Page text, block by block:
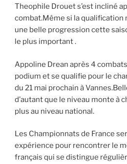
Theophile Drouet s’est incliné
combat.Même si la qualification
une belle progression cette
le plus important .
Appoline Drean après 4
podium et se qualifie pour le
du 21 mai prochain à
d’autant que le niveau monte à
plus au niveau national.
Les Championnats de France
expérience pour rencontrer le
français qui se distingue